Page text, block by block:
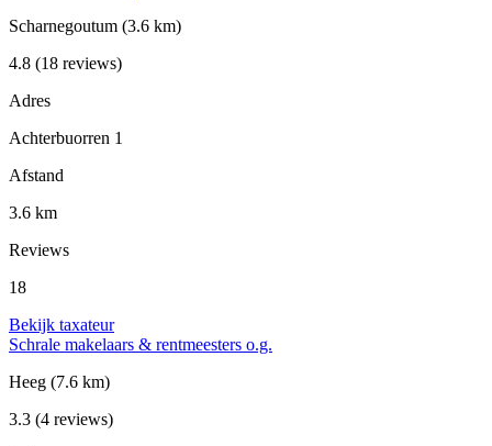
Scharnegoutum (3.6 km)
4.8 (18 reviews)
Adres
Achterbuorren 1
Afstand
3.6 km
Reviews
18
Bekijk taxateur
Schrale makelaars & rentmeesters o.g.
Heeg (7.6 km)
3.3 (4 reviews)